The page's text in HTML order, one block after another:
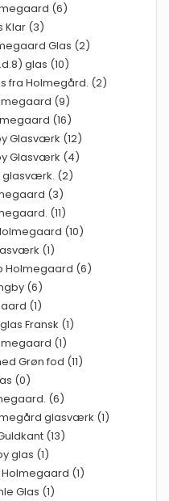
(6)
Klar (3)
Glas (2)
glas (10)
fra Holmegård. (2)
(9)
(16)
Glasværk (12)
Glasværk (4)
glasværk. (2)
(3)
(11)
(10)
(1)
Holmegaard (6)
(6)
(1)
Fransk (1)
(1)
Grøn fod (11)
(0)
(6)
glasværk (1)
(13)
glas (1)
(1)
Glas (1)